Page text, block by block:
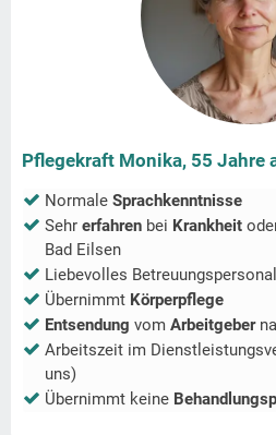
Pflegekraft Monika, 55 Jahre
Normale Sprachkenntnisse
Sehr erfahren bei Krankheit
Bad Eilsen
Liebevolles Betreuungspersonal
Übernimmt Körperpflege
Entsendung vom Arbeitgeber
Arbeitszeit im
uns)
Übernimmt keine